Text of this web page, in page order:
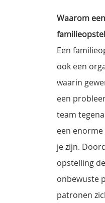
Waarom een
Een
ook een
waarin
een
team
een
je zijn.
opstelling
onbewuste
patronen